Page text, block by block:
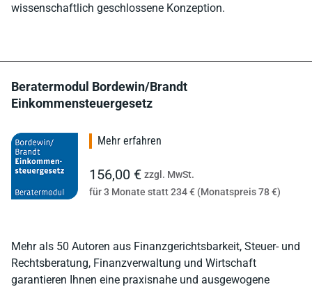
wissenschaftlich geschlossene Konzeption.
Beratermodul Bordewin/Brandt
Einkommensteuergesetz
Mehr als 50 Autoren aus Finanzgerichtsbarkeit, Steuer- und
Rechtsberatung, Finanzverwaltung und Wirtschaft
garantieren Ihnen eine praxisnahe und ausgewogene
Mehr erfahren
156,00 € zzgl. MwSt.
für 3 Monate statt 234 € (Monatspreis 78 €)